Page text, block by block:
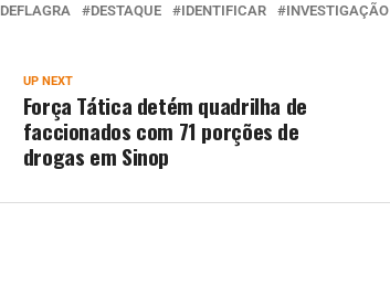
DEFLAGRA DESTAQUE IDENTIFICAR
INVESTIGAÇÃO
UP NEXT
Força Tática detém quadrilha de
faccionados com 71 porções de
drogas em Sinop